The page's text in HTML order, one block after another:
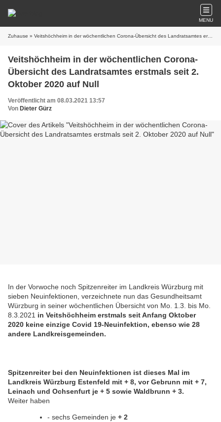
MENU
Zuhause » Veitshöchheim in der wöchentlichen Corona-Übersicht des Landratsamtes erstmals seit 2. Oktober 2020 auf Null
Veitshöchheim in der wöchentlichen Corona-
Übersicht des Landratsamtes erstmals seit 2.
Oktober 2020 auf Null
Veröffentlicht am 08.03.2021 13:57
Von Dieter Gürz
In der Vorwoche noch Spitzenreiter im Landkreis Würzburg mit
sieben Neuinfektionen, verzeichnete nun das Gesundheitsamt
Würzburg in seiner wöchentlichen Übersicht von Mo. 1.3. bis Mo.
8.3.2021 in Veitshöchheim erstmals seit Anfang Oktober
2020 keine einzige Covid 19-Neuinfektion, ebenso wie 28
andere Landkreisgemeinden.
Spitzenreiter bei den Neuinfektionen ist dieses Mal im
Landkreis Würzburg Estenfeld mit + 8, vor Gebrunn mit + 7,
Leinach und Ochsenfurt je + 5 sowie Waldbrunn + 3.
Weiter haben
- sechs Gemeinden je + 2